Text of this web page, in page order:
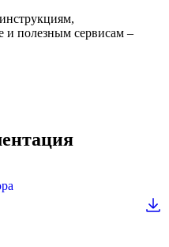
и полезным сервисам –